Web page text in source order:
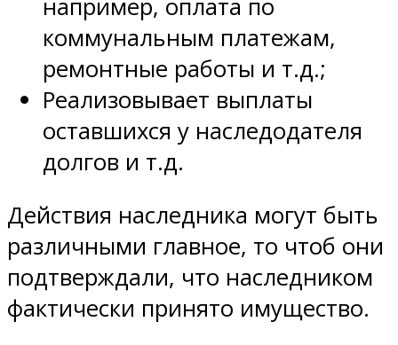
например, оплата по
коммунальным платежам,
ремонтные работы и т.д.;
Реализовывает выплаты
оставшихся у наследодателя
долгов и т.д.
Действия наследника могут быть
различными главное, то чтоб они
подтверждали, что наследником
фактически принято имущество.